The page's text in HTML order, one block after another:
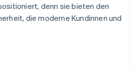
denn sie bieten den
die moderne Kundinnen und